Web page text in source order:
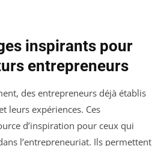
inspirants pour
entrepreneurs
des entrepreneurs déjà établis
leurs expériences. Ces
d’inspiration pour ceux qui
l’entrepreneuriat. Ils permettent